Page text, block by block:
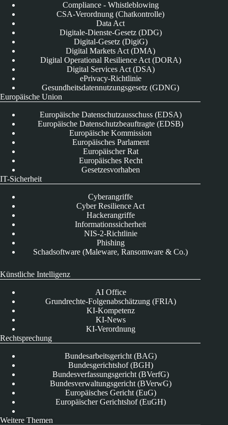
Compliance - Whistleblowing
CSA-Verordnung (Chatkontrolle)
Data Act
Digitale-Dienste-Gesetz (DDG)
Digital-Gesetz (DigiG)
Digital Markets Act (DMA)
Digital Operational Resilience Act (DORA)
Digital Services Act (DSA)
ePrivacy-Richtlinie
Gesundheitsdatennutzungsgesetz (GDNG)
Europäische Union
Europäische Datenschutzausschuss (EDSA)
Europäische Datenschutzbeauftragte (EDSB)
Europäische Kommission
Europäisches Parlament
Europäischer Rat
Europäisches Recht
Gesetzesvorhaben
IT-Sicherheit
Cyberangriffe
Cyber Resilience Act
Hackerangriffe
Informationssicherheit
NIS-2-Richtlinie
Phishing
Schadsoftware (Maleware, Ransomware & Co.)
Künstliche Intelligenz
AI Office
Grundrechte-Folgenabschätzung (FRIA)
KI-Kompetenz
KI-News
KI-Verordnung
Rechtsprechung
Bundesarbeitsgericht (BAG)
Bundesgerichtshof (BGH)
Bundesverfassungsgericht (BVerfG)
Bundesverwaltungsgericht (BVerwG)
Europäisches Gericht (EuG)
Europäischer Gerichtshof (EuGH)
Weitere Themen